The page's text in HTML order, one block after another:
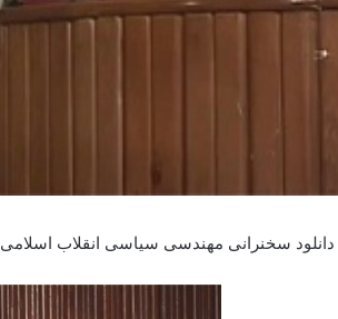
دانلود سخنرانی مهندسی سیاسی انقلاب اسلامی ۲ برگزار شده در دانشگاه تهران درسوم خرداد ۸۵